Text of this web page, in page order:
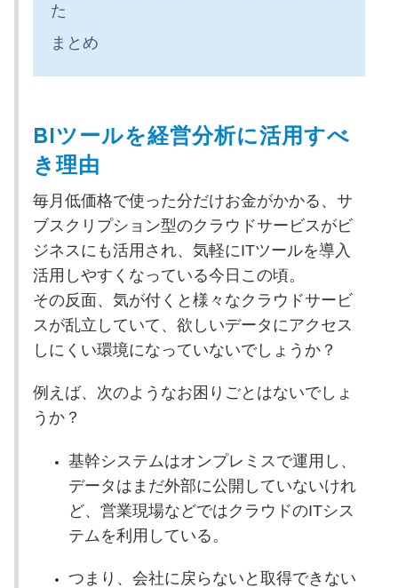
た
まとめ
BIツールを経営分析に活用すべ
き理由
毎月低価格で使った分だけお金がかかる、サ
ブスクリプション型のクラウドサービスがビ
ジネスにも活用され、気軽にITツールを導入
活用しやすくなっている今日この頃。
その反面、気が付くと様々なクラウドサービ
スが乱立していて、欲しいデータにアクセス
しにくい環境になっていないでしょうか？
例えば、次のようなお困りごとはないでしょ
うか？
基幹システムはオンプレミスで運用し、
データはまだ外部に公開していないけれ
ど、営業現場などではクラウドのITシス
テムを利用している。
つまり、会社に戻らないと取得できない